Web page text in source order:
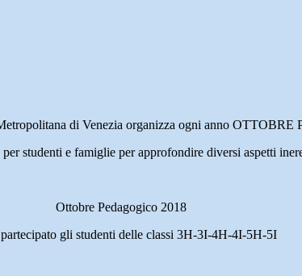
di Venezia organizza ogni anno
studenti e famiglie per approfondire diversi aspetti
Ottobre Pedagogico 2018
gli studenti delle classi 3H-3I-4H-4I-5H-5I